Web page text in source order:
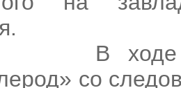
В ходе
со